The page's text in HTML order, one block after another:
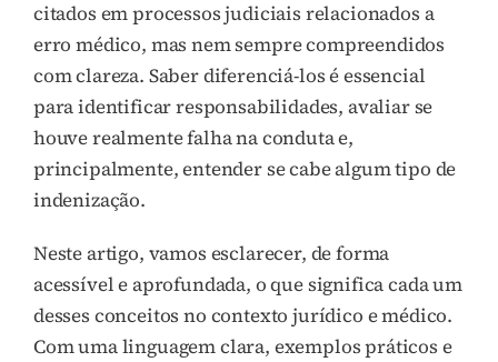
citados em processos judiciais relacionados a
erro médico, mas nem sempre compreendidos
com clareza. Saber diferenciá-los é essencial
para identificar responsabilidades, avaliar se
houve realmente falha na conduta e,
principalmente, entender se cabe algum tipo de
indenização.
Neste artigo, vamos esclarecer, de forma
acessível e aprofundada, o que significa cada um
desses conceitos no contexto jurídico e médico.
Com uma linguagem clara, exemplos práticos e